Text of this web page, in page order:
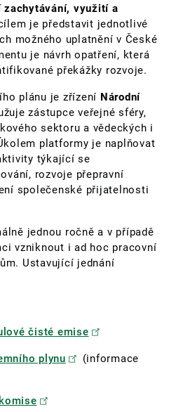
zachytávání, využití a
je představit jednotlivé
možného uplatnění v České
je návrh opatření, která
překážky rozvoje.
plánu je zřízení Národní
zástupce veřejné sféry,
sektoru a vědeckých i
platformy je naplňovat
týkající se
rozvoje přepravní
společenské přijatelnosti
jednou ročně a v případě
vzniknout i ad hoc pracovní
Ustavující jednání
čisté emise
plynu
(informace